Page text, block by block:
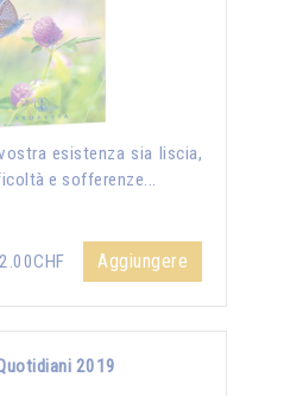
esistenza sia liscia,
e sofferenze...
Aggiungere
2019